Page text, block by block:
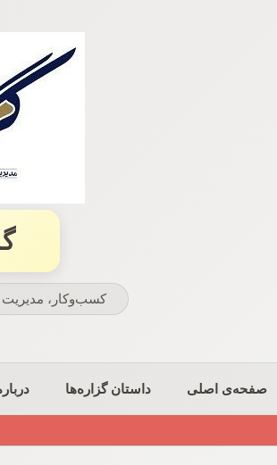
کسب‌وکار، مدیریت
صفحه‌ی اصلی داستان گزاره‌ها